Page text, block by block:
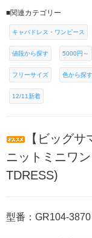
■関連カテゴリー
キャバドレス・ワンピース
値段から探す 5000円～
フリーサイズ 色から探す
12/11新着
【ビッグ
ニットミニワ
TDRESS)
型番：GR104-3870